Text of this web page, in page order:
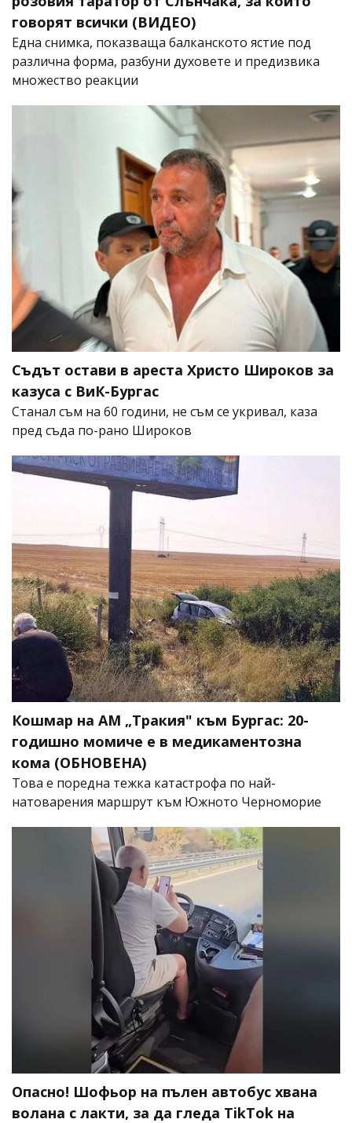
говорят всички (ВИДЕО)
Една снимка, показваща балканското ястие под
различна форма, разбуни духовете и предизвика
множество реакции
Съдът остави в ареста Христо Широков за
казуса с ВиК-Бургас
Станал съм на 60 години, не съм се укривал, каза
пред съда по-рано Широков
Кошмар на АМ „Тракия" към Бургас: 20-
годишно момиче е в медикаментозна
кома (ОБНОВЕНА)
Това е поредна тежка катастрофа по най-
натоварения маршрут към Южното Черноморие
Опасно! Шофьор на пълен автобус хвана
волана с лакти, за да гледа TikTok на